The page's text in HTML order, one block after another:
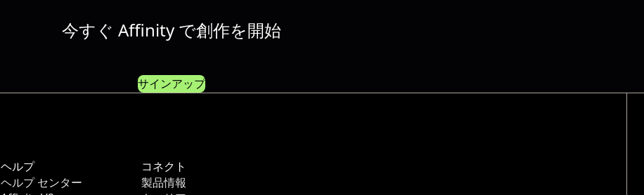
今すぐ Affinity で創作を開始
サインアップ
ヘルプ
ヘルプ センター
コネクト
製品情報